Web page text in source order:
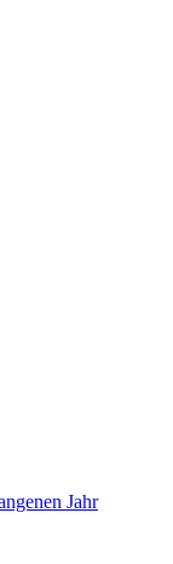
Jahr